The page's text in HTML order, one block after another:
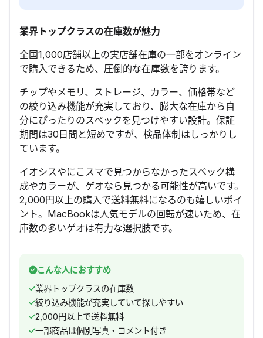
業界トップクラスの在庫数が魅力
全国1,000店舗以上の実店舗在庫の一部をオンライン
で購入できるため、圧倒的な在庫数を誇ります。
チップやメモリ、ストレージ、カラー、価格帯など
の絞り込み機能が充実しており、膨大な在庫から自
分にぴったりのスペックを見つけやすい設計。保証
期間は30日間と短めですが、検品体制はしっかりし
ています。
イオシスやにこスマで見つからなかったスペック構
成やカラーが、ゲオなら見つかる可能性が高いです。
2,000円以上の購入で送料無料になるのも嬉しいポイ
ント。MacBookは人気モデルの回転が速いため、在
庫数の多いゲオは有力な選択肢です。
こんな人におすすめ
業界トップクラスの在庫数
絞り込み機能が充実していて探しやすい
2,000円以上で送料無料
一部商品は個別写真・コメント付き